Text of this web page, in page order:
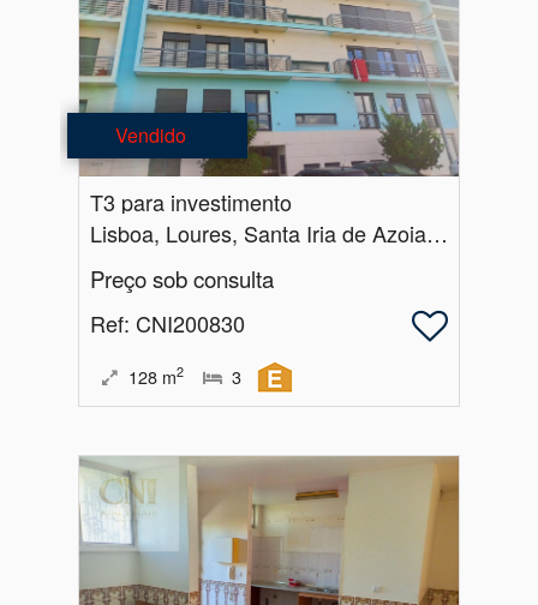
Vendido
T3 para investimento
Lisboa, Loures, Santa Iria de Azoia, São João da Talha e Bobadela
Preço sob consulta
Ref: CNI200830
128 m2 3